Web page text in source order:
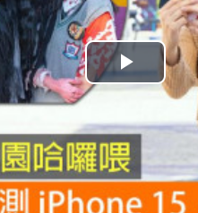
播
放
影
片